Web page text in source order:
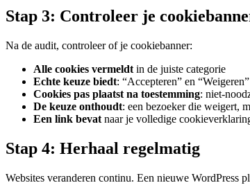
Stap 3: Controleer je
Na de audit, controleer of je cookiebanner:
Alle cookies vermeldt in de juiste categorie
Echte keuze biedt: “Accepteren” en
Cookies pas plaatst na toestemming: niet-
De keuze onthoudt: een bezoeker die weigert,
Een link bevat naar je volledige
Stap 4: Herhaal regelmatig
Websites veranderen continu. Een nieuwe WordPress